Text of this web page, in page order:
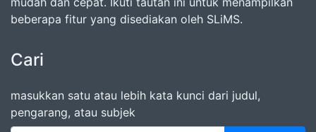
beberapa fitur yang disediakan oleh SLiMS.
Cari
masukkan satu atau lebih kata kunci dari judul,
pengarang, atau subjek